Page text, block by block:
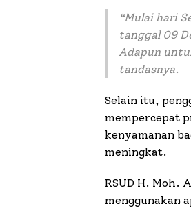
“Mulai hari
tanggal 09
Adapun
tandasnya.
Selain itu,
mempercepat
kenyamanan
meningkat.
RSUD H. Moh.
menggunakan